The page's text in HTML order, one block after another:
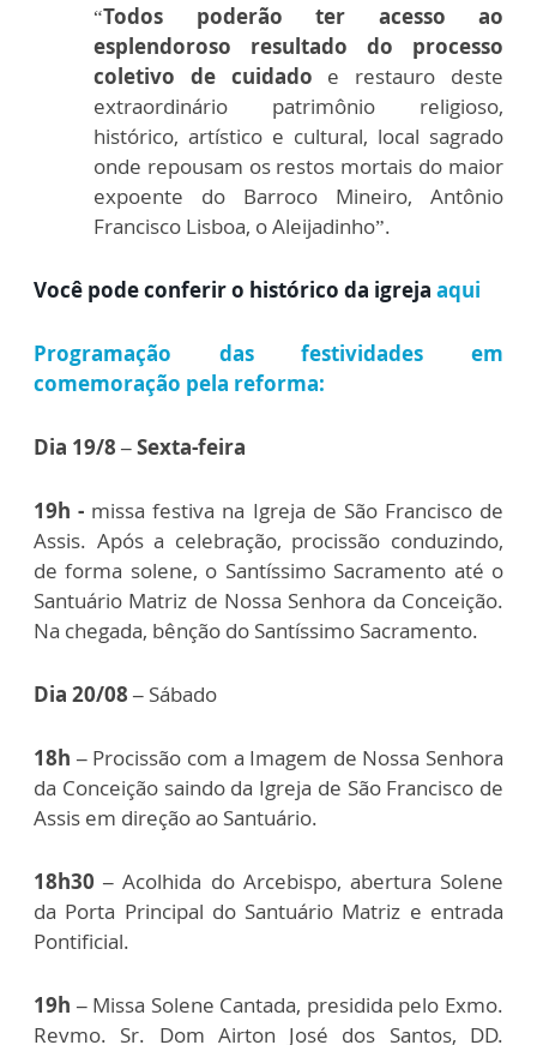
“Todos poderão ter acesso ao
esplendoroso resultado do processo
coletivo de cuidado e restauro deste
extraordinário patrimônio religioso,
histórico, artístico e cultural, local sagrado
onde repousam os restos mortais do maior
expoente do Barroco Mineiro, Antônio
Francisco Lisboa, o Aleijadinho”.
Você pode conferir o histórico da igreja aqui
Programação das festividades em
comemoração pela reforma:
Dia 19/8 – Sexta-feira
19h - missa festiva na Igreja de São Francisco de
Assis. Após a celebração, procissão conduzindo,
de forma solene, o Santíssimo Sacramento até o
Santuário Matriz de Nossa Senhora da Conceição.
Na chegada, bênção do Santíssimo Sacramento.
Dia 20/08 – Sábado
18h –Procissão com a Imagem de Nossa Senhora
da Conceição saindo da Igreja de São Francisco de
Assis em direção ao Santuário.
18h30 –Acolhida do Arcebispo, abertura Solene
da Porta Principal do Santuário Matriz e entrada
Pontificial.
19h – Missa Solene Cantada, presidida pelo Exmo.
Revmo. Sr. Dom Airton José dos Santos, DD.